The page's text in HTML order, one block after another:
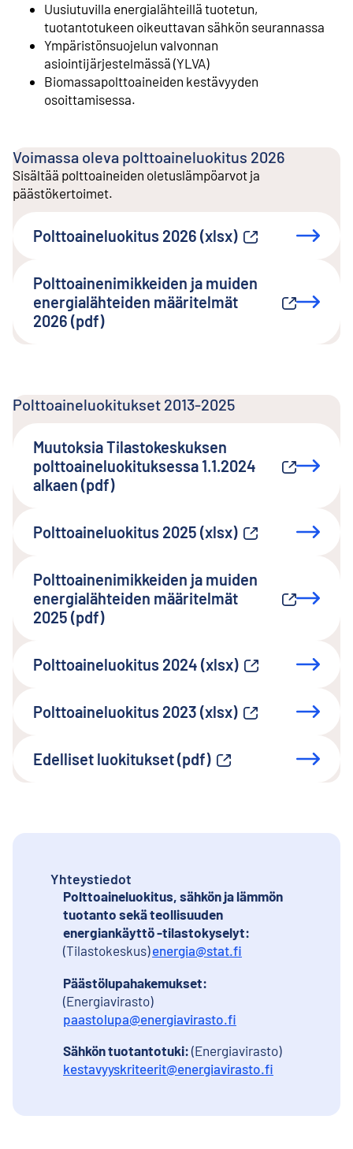
Uusiutuvilla energialähteillä tuotetun,
tuotantotukeen oikeuttavan sähkön seurannassa
Ympäristönsuojelun valvonnan
asiointijärjestelmässä (YLVA)
Biomassapolttoaineiden kestävyyden
osoittamisessa.
Voimassa oleva polttoaineluokitus 2026
Sisältää polttoaineiden oletuslämpöarvot ja
päästökertoimet.
Polttoaineluokitus 2026 (xlsx)
Ulkoinen linkki
Polttoainenimikkeiden ja muiden
energialähteiden määritelmät
2026 (pdf)
Ulkoinen linkki
Polttoaineluokitukset 2013-2025
Muutoksia Tilastokeskuksen
polttoaineluokituksessa 1.1.2024
alkaen (pdf)
Ulkoinen linkki
Polttoaineluokitus 2025 (xlsx)
Ulkoinen linkki
Polttoainenimikkeiden ja muiden
energialähteiden määritelmät
2025 (pdf)
Ulkoinen linkki
Polttoaineluokitus 2024 (xlsx)
Ulkoinen linkki
Polttoaineluokitus 2023 (xlsx)
Ulkoinen linkki
Edelliset luokitukset (pdf)
Ulkoinen linkki
Yhteystiedot
Polttoaineluokitus, sähkön ja lämmön
tuotanto sekä teollisuuden
energiankäyttö -tilastokyselyt:
(Tilastokeskus)energia@stat.fi
Päästölupahakemukset:
(Energiavirasto)
paastolupa@energiavirasto.fi
Sähkön tuotantotuki: (Energiavirasto)
kestavyyskriteerit@energiavirasto.fi